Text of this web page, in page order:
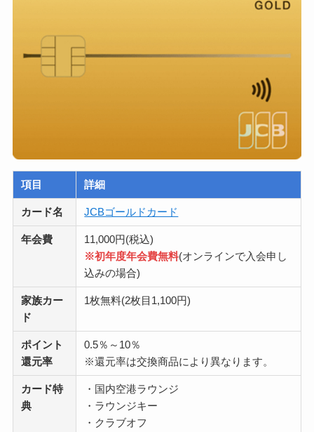
項目 詳細
カード名 JCBゴールドカード
年会費
11,000円(税込)
※初年度年会費無料(オンラインで入会申し
込みの場合)
家族カー
ド
1枚無料(2枚目1,100円)
ポイント
還元率
0.5％～10％
※還元率は交換商品により異なります。
カード特
典
・国内空港ラウンジ
・ラウンジキー
・クラブオフ